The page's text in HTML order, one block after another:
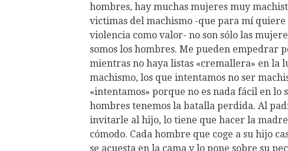
hombres, hay muchas mujeres muy
victimas del machismo -que para mí
violencia como valor- no son sólo las
somos los hombres. Me pueden empedrar
mientras no haya listas «cremallera» en la
machismo, los que intentamos no ser
«intentamos» porque no es nada fácil en lo
hombres tenemos la batalla perdida. Al
invitarle al hijo, lo tiene que hacer la madre
cómodo. Cada hombre que coge a su hijo
se acuesta en la cama y lo pone sobre su